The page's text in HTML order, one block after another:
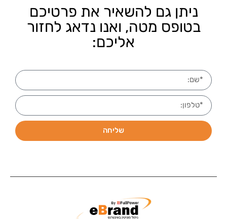
ניתן גם להשאיר את פרטיכם
בטופס מטה, ואנו נדאג לחזור
אליכם:
שליחה